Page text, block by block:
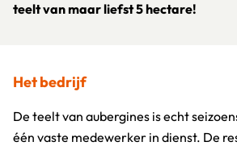
teelt van maar liefst 5 hectare!
Het bedrijf
De teelt van aubergines is echt
één vaste medewerker in dienst. De